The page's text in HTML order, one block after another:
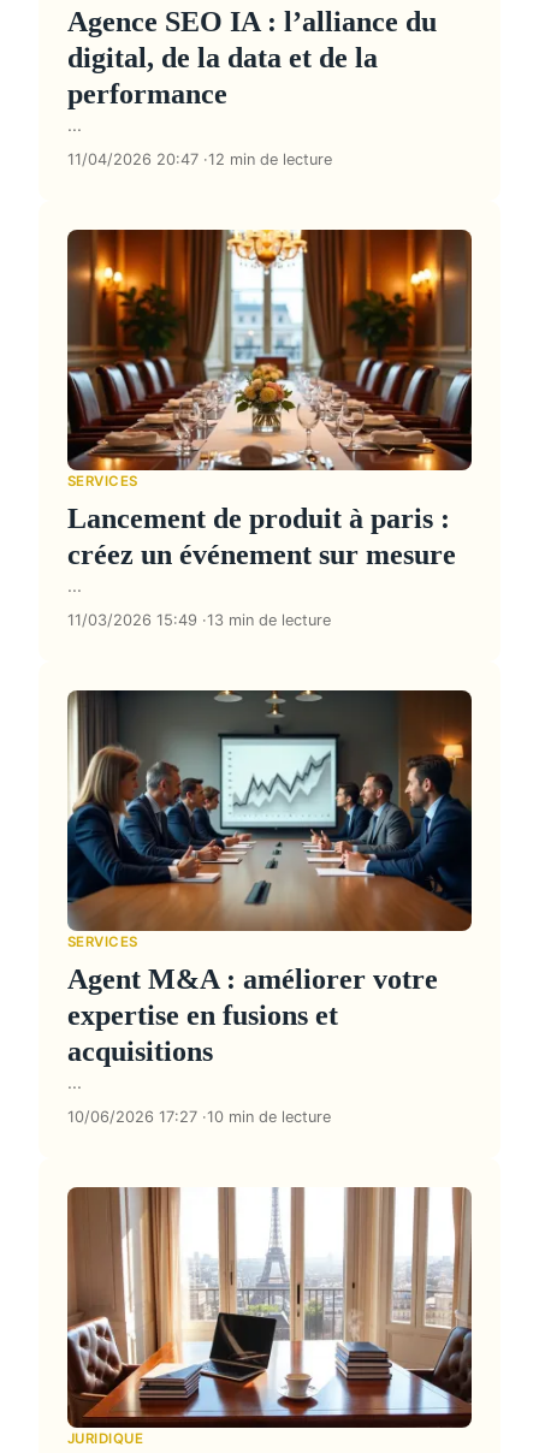
Agence SEO IA : l’alliance du
digital, de la data et de la
performance
...
11/04/2026 20:47 12 min de lecture
SERVICES
Lancement de produit à paris :
créez un événement sur mesure
...
11/03/2026 15:49 13 min de lecture
SERVICES
Agent M&A : améliorer votre
expertise en fusions et
acquisitions
...
10/06/2026 17:27 10 min de lecture
JURIDIQUE